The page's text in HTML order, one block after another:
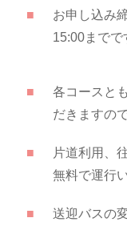
お申し込み
15:00までで
各コースと
だきますの
片道利用、
無料で運行
送迎バスの